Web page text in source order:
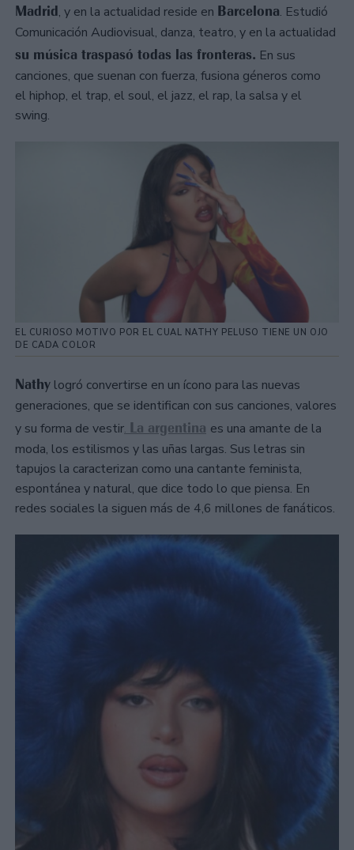
Madrid, y en la actualidad reside en Barcelona. Estudió
Comunicación Audiovisual, danza, teatro, y en la actualidad
su música traspasó todas las fronteras. En sus
canciones, que suenan con fuerza, fusiona géneros como
el hiphop, el trap, el soul, el jazz, el rap, la salsa y el
swing.
EL CURIOSO MOTIVO POR EL CUAL NATHY PELUSO TIENE UN OJO
DE CADA COLOR
Nathy logró convertirse en un ícono para las nuevas
generaciones, que se identifican con sus canciones, valores
y su forma de vestir. La argentina es una amante de la
moda, los estilismos y las uñas largas. Sus letras sin
tapujos la caracterizan como una cantante feminista,
espontánea y natural, que dice todo lo que piensa. En
redes sociales la siguen más de 4,6 millones de fanáticos.